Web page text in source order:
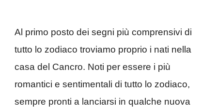
Al primo posto dei segni più comprensivi di
tutto lo zodiaco troviamo proprio i nati nella
casa del Cancro. Noti per essere i più
romantici e sentimentali di tutto lo zodiaco,
sempre pronti a lanciarsi in qualche nuova